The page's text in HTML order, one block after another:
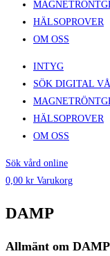
HÄLSOPROVER
OM OSS
INTYG
SÖK DIGITAL
HÄLSOPROVER
OM OSS
Sök vård online
0,00 kr Varukorg
DAMP
Allmänt om